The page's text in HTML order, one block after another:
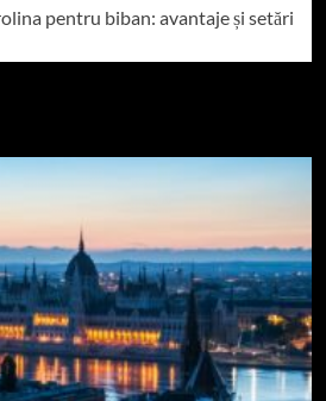
pentru biban: avantaje și setări